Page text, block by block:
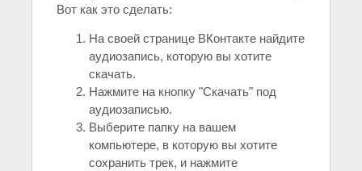
Вот как это сделать:
На своей странице ВКонтакте найдите
аудиозапись, которую вы хотите
скачать.
Нажмите на кнопку "Скачать" под
аудиозаписью.
Выберите папку на вашем
компьютере, в которую вы хотите
сохранить трек, и нажмите